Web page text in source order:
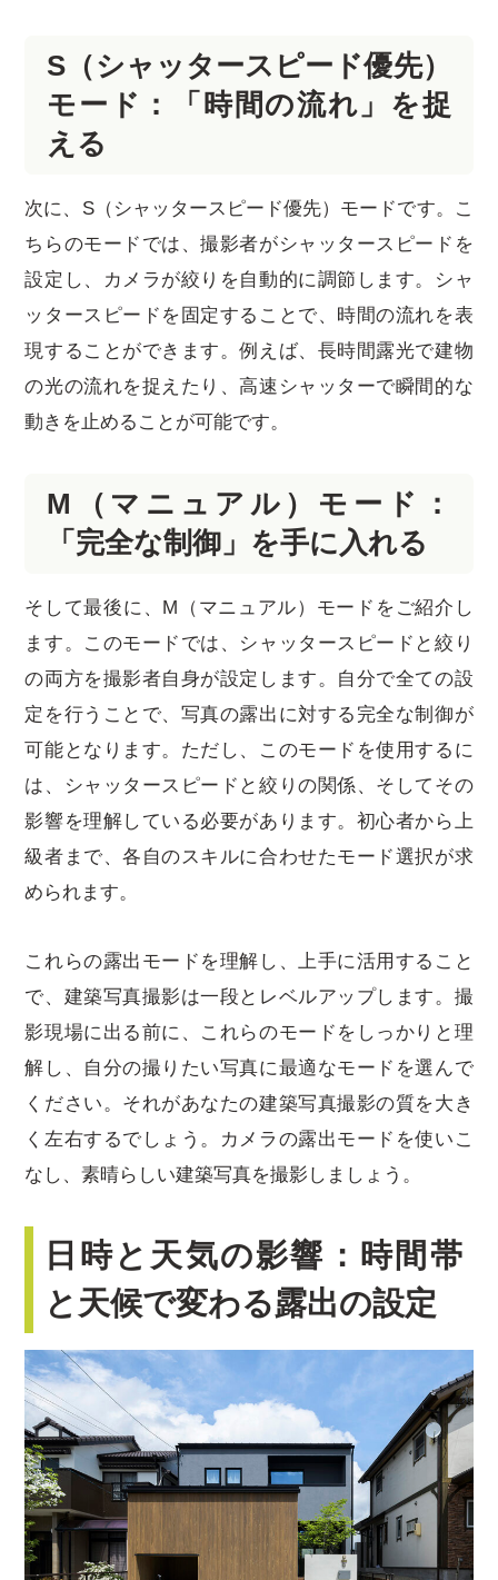
S（シャッタースピード優先）
モード：「時間の流れ」を捉
える
次に、S（シャッタースピード優先）モードです。こ
ちらのモードでは、撮影者がシャッタースピードを
設定し、カメラが絞りを自動的に調節します。シャ
ッタースピードを固定することで、時間の流れを表
現することができます。例えば、長時間露光で建物
の光の流れを捉えたり、高速シャッターで瞬間的な
動きを止めることが可能です。
M（マニュアル）モード：
「完全な制御」を手に入れる
そして最後に、M（マニュアル）モードをご紹介し
ます。このモードでは、シャッタースピードと絞り
の両方を撮影者自身が設定します。自分で全ての設
定を行うことで、写真の露出に対する完全な制御が
可能となります。ただし、このモードを使用するに
は、シャッタースピードと絞りの関係、そしてその
影響を理解している必要があります。初心者から上
級者まで、各自のスキルに合わせたモード選択が求
められます。
これらの露出モードを理解し、上手に活用すること
で、建築写真撮影は一段とレベルアップします。撮
影現場に出る前に、これらのモードをしっかりと理
解し、自分の撮りたい写真に最適なモードを選んで
ください。それがあなたの建築写真撮影の質を大き
く左右するでしょう。カメラの露出モードを使いこ
なし、素晴らしい建築写真を撮影しましょう。
日時と天気の影響：時間帯
と天候で変わる露出の設定